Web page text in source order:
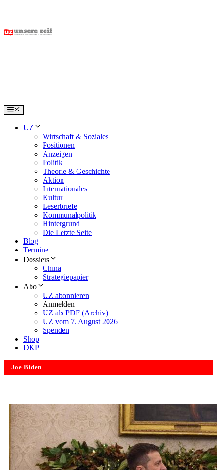
content
Menu
UZ
Wirtschaft & Soziales
Positionen
Anzeigen
Politik
Theorie & Geschichte
Aktion
Internationales
Kultur
Leserbriefe
Kommunalpolitik
Hintergrund
Die Letzte Seite
Blog
Termine
Dossiers
China
Strategiepapier
Abo
UZ abonnieren
Anmelden
UZ als PDF (Archiv)
UZ vom 7. August 2026
Spenden
Shop
DKP
Joe Biden